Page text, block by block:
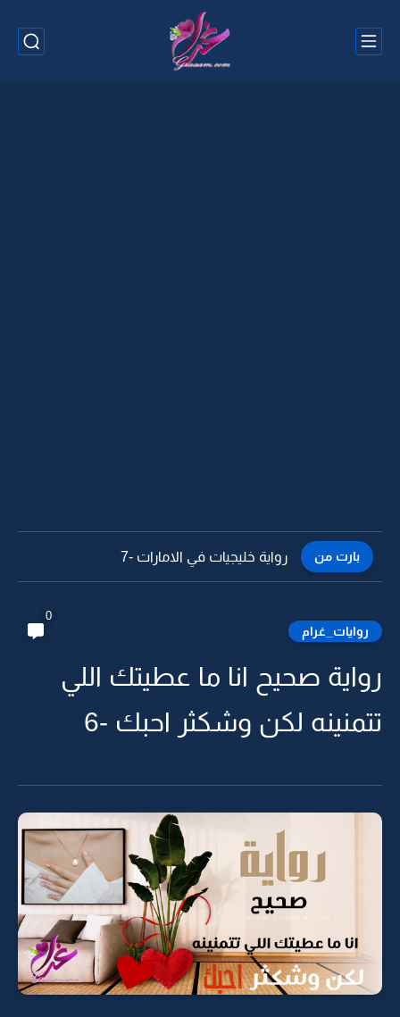
بارت من رواية خليجيات في الامارات -6
روايات_غرام
0
رواية صحيح انا ما عطيتك اللي
تتمنينه لكن وشكثر احبك -6